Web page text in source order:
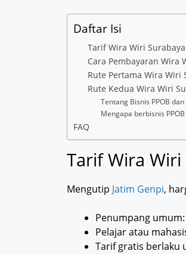
Daftar Isi
Tarif Wira Wiri Surabaya
Cara Pembayaran Wira
Rute Pertama Wira Wiri
Rute Kedua Wira Wiri
Tentang Bisnis PPOB
Mengapa berbisnis
FAQ
Tarif Wira Wiri
Mengutip Jatim Genpi,
Penumpang umum:
Pelajar atau
Tarif gratis berlaku